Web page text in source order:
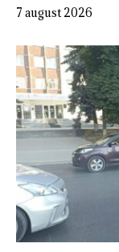
7 august 2026